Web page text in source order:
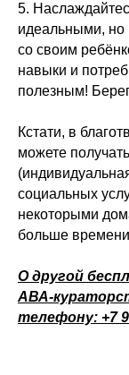
5.
идеальными, но
со своим
навыки и
полезным!
Кстати, в
можете
социальных
некоторыми
больше времени
О другой
АВА-
телефону: +7